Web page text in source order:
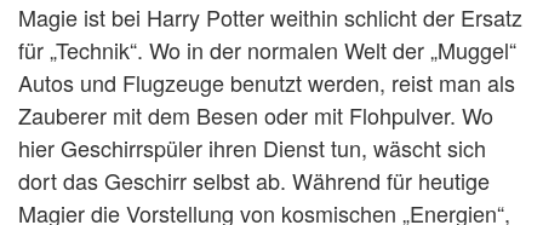
Magie ist bei Harry Potter weithin schlicht der Ersatz
für „Technik“. Wo in der normalen Welt der „Muggel“
Autos und Flugzeuge benutzt werden, reist man als
Zauberer mit dem Besen oder mit Flohpulver. Wo
hier Geschirrspüler ihren Dienst tun, wäscht sich
dort das Geschirr selbst ab. Während für heutige
Magier die Vorstellung von kosmischen „Energien“,